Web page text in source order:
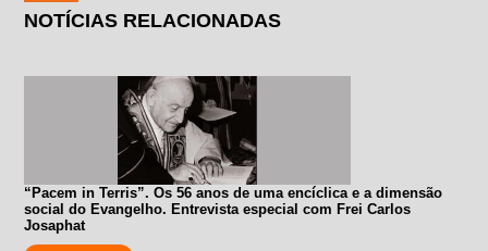
NOTÍCIAS RELACIONADAS
“Pacem in Terris”. Os 56 anos de uma encíclica e a dimensão
social do Evangelho. Entrevista especial com Frei Carlos
Josaphat